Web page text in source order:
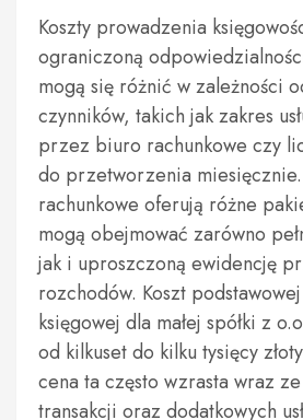
Koszty prowadzenia
ograniczoną
mogą się różnić w zależności
czynników, takich jak zakres
przez biuro rachunkowe czy
do przetworzenia
rachunkowe oferują różne
mogą obejmować zarówno
jak i uproszczoną ewidencję
rozchodów. Koszt podstawowej
księgowej dla małej spółki z
od kilkuset do kilku tysięcy
cena ta często wzrasta wraz
transakcji oraz dodatkowych